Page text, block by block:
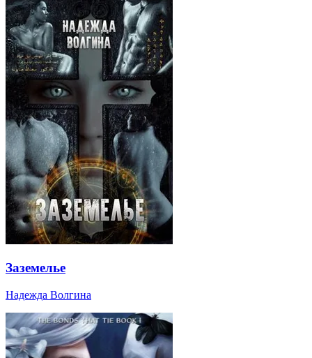
Заземелье
Надежда Волгина